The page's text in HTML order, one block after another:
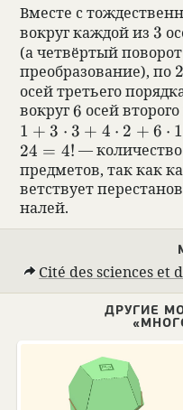
Вме­сте с
вокруг каж­дой из 3
3
(а чет­вёр­тый
пре­об­ра­зо­ва­ние), по 2
2
осей тре­тьего
вокруг6
6 осей
1+3\cdot3+4\cdot
1 + 3 ⋅ 3 + 4 ⋅ 2 + 6 ⋅ 1
24=4!
24 = 4! —
пред­ме­тов, так как
вет­ствует
на­лей.
Cité des sciences et
ДРУГИЕ